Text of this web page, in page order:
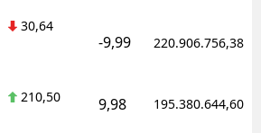
30,64
-9,99 220.906.756,38
210,50 9,98 195.380.644,60